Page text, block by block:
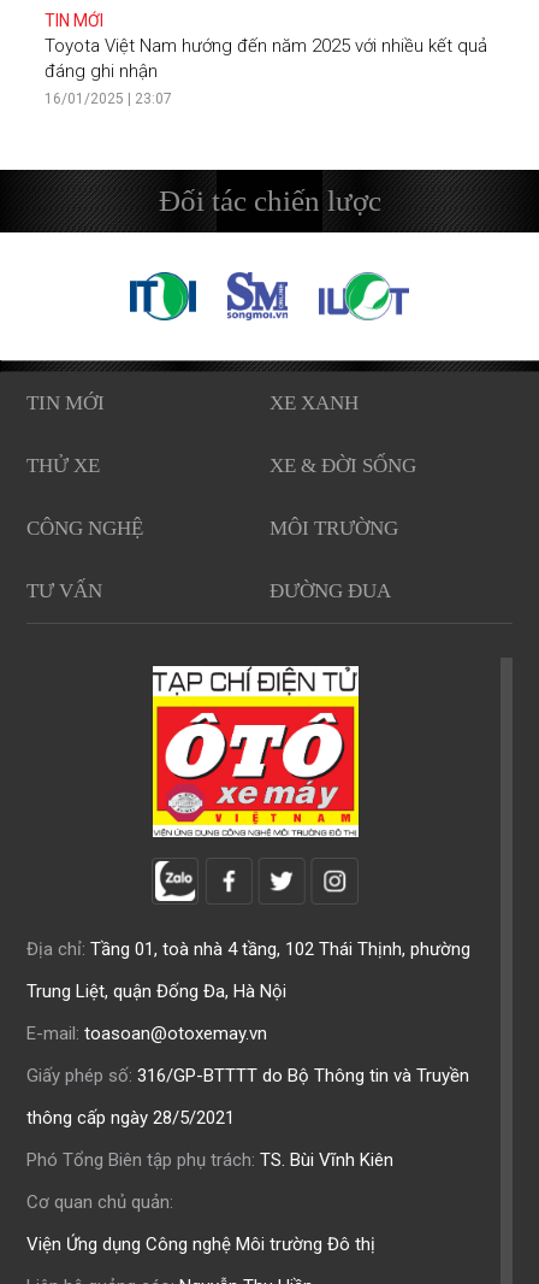
TIN MỚI
Toyota Việt Nam hướng đến năm 2025 với nhiều kết quả
đáng ghi nhận
16/01/2025 | 23:07
Đối tác chiến lược
TIN MỚI XE XANH
THỬ XE XE & ĐỜI SỐNG
CÔNG NGHỆ MÔI TRƯỜNG
TƯ VẤN ĐƯỜNG ĐUA
Địa chỉ: Tầng 01, toà nhà 4 tầng, 102 Thái Thịnh, phường
Trung Liệt, quận Đống Đa, Hà Nội
E-mail: toasoan@otoxemay.vn
Giấy phép số: 316/GP-BTTTT do Bộ Thông tin và Truyền
thông cấp ngày 28/5/2021
Phó Tổng Biên tập phụ trách: TS. Bùi Vĩnh Kiên
Cơ quan chủ quản:
Viện Ứng dụng Công nghệ Môi trường Đô thị